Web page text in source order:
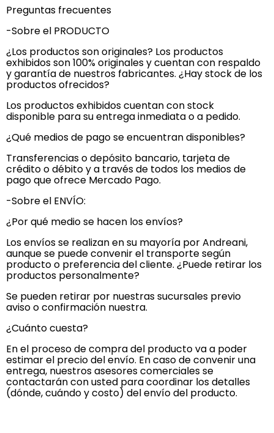
Preguntas frecuentes
-Sobre el PRODUCTO
¿Los productos son originales? Los productos
exhibidos son 100% originales y cuentan con respaldo
y garantía de nuestros fabricantes. ¿Hay stock de los
productos ofrecidos?
Los productos exhibidos cuentan con stock
disponible para su entrega inmediata o a pedido.
¿Qué medios de pago se encuentran disponibles?
Transferencias o depósito bancario, tarjeta de
crédito o débito y a través de todos los medios de
pago que ofrece Mercado Pago.
-Sobre el ENVÍO:
¿Por qué medio se hacen los envíos?
Los envíos se realizan en su mayoría por Andreani,
aunque se puede convenir el transporte según
producto o preferencia del cliente. ¿Puede retirar los
productos personalmente?
Se pueden retirar por nuestras sucursales previo
aviso o confirmación nuestra.
¿Cuánto cuesta?
En el proceso de compra del producto va a poder
estimar el precio del envío. En caso de convenir una
entrega, nuestros asesores comerciales se
contactarán con usted para coordinar los detalles
(dónde, cuándo y costo) del envío del producto.